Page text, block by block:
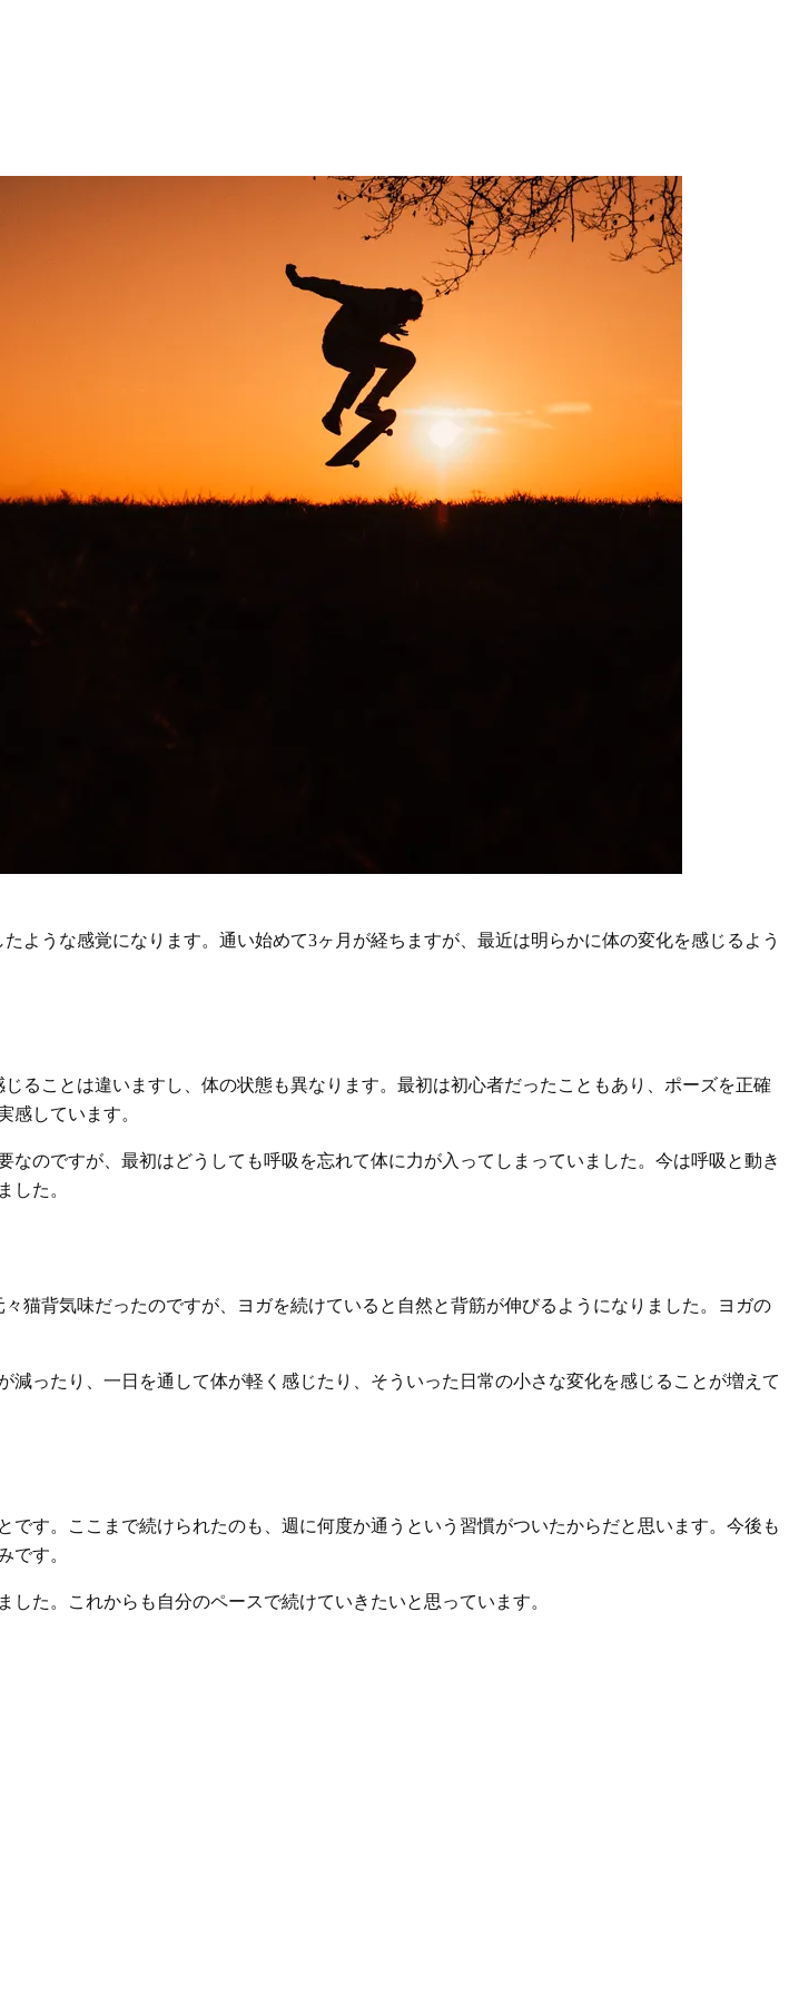
ような感覚になります。通い始めて3ヶ月が経ちますが、最近は明らかに体の変化を感じるよう
ることは違いますし、体の状態も異なります。最初は初心者だったこともあり、ポーズを正確
感しています。
のですが、最初はどうしても呼吸を忘れて体に力が入ってしまっていました。今は呼吸と動き
した。
々猫背気味だったのですが、ヨガを続けていると自然と背筋が伸びるようになりました。ヨガの
減ったり、一日を通して体が軽く感じたり、そういった日常の小さな変化を感じることが増えて
す。ここまで続けられたのも、週に何度か通うという習慣がついたからだと思います。今後も
です。
た。これからも自分のペースで続けていきたいと思っています。